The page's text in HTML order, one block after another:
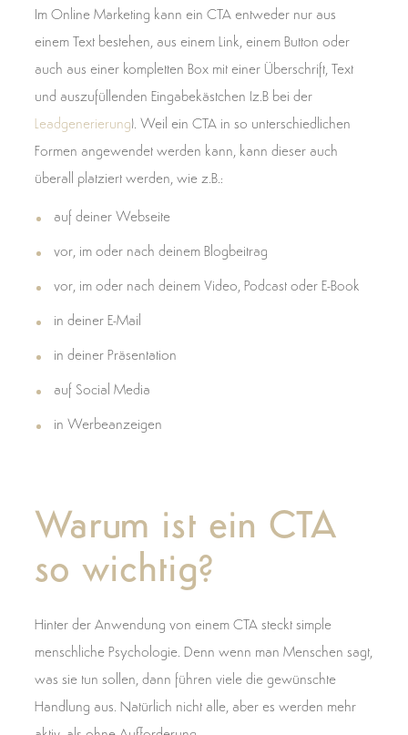
Im Online Marketing kann ein CTA entweder nur aus
einem Text bestehen, aus einem Link, einem Button oder
auch aus einer kompletten Box mit einer Überschrift, Text
und auszufüllenden Eingabekästchen (z.B bei der
Leadgenerierung). Weil ein CTA in so unterschiedlichen
Formen angewendet werden kann, kann dieser auch
überall platziert werden, wie z.B.:
auf deiner Webseite
vor, im oder nach deinem Blogbeitrag
vor, im oder nach deinem Video, Podcast oder E-Book
in deiner E-Mail
in deiner Präsentation
auf Social Media
in Werbeanzeigen
Warum ist ein CTA
so wichtig?
Hinter der Anwendung von einem CTA steckt simple
menschliche Psychologie. Denn wenn man Menschen sagt,
was sie tun sollen, dann führen viele die gewünschte
Handlung aus. Natürlich nicht alle, aber es werden mehr